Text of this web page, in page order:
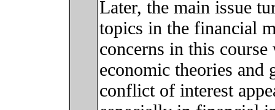
Later, the main issue
topics in the financial
concerns in this
economic theories and
conflict of interest